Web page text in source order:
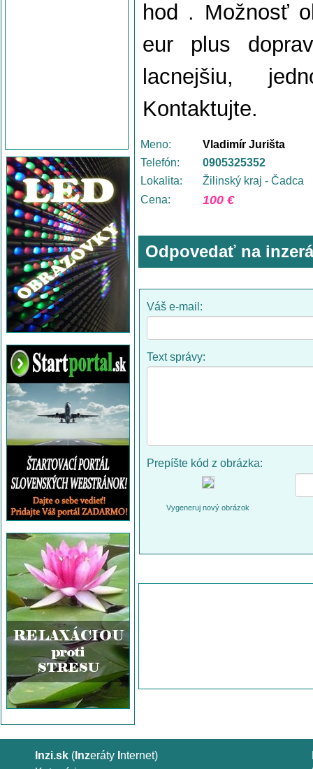
hod . Možnosť
eur plus
lacnejšiu,
Kontaktujte.
Meno:
Vladimír Jurišta
Telefón:
0905325352
Lokalita:
Žilinský kraj - Čadca
Cena:
100 €
Odpovedať na
Váš e-mail:
Text správy:
Prepíšte kód z obrázka:
Vygeneruj nový obrázok
Inzi.sk ( Inzeráty nternet)